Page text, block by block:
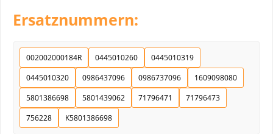
Ersatznummern:
002002000184R 0445010260
0445010319
0445010320
0986437096 0986737096
1609098080
5801386698
5801439062 71796471
71796473
756228
K5801386698